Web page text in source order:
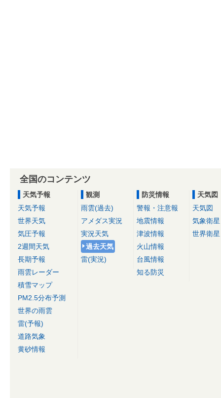
全国のコンテンツ
天気予報
天気予報
世界天気
気圧予報
2週間天気
長期予報
雨雲レーダー
積雪マップ
PM2.5分布予測
世界の雨雲
雷(予報)
道路気象
黄砂情報
観測
雨雲(過去)
アメダス実況
実況天気
過去天気
雷(実況)
防災情報
警報・注意報
地震情報
津波情報
火山情報
台風情報
知る防災
天気図
天気図
気象衛星
世界衛星